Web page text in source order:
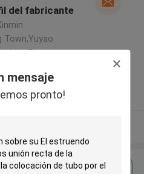
mensaje
pronto!
del fabricante
Town,Yuyao
verificado